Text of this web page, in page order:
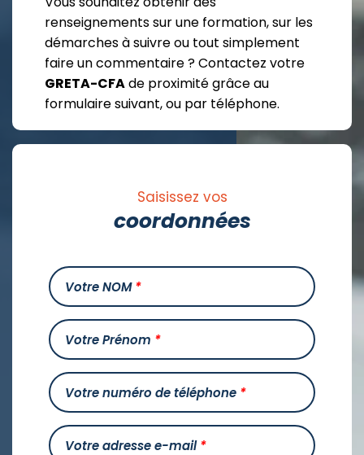
renseignements sur une formation, sur les
démarches à suivre ou tout simplement
faire un commentaire ? Contactez votre
GRETA-CFAde proximité grâce au
formulaire suivant, ou par téléphone.
Saisissez vos
coordonnées
Votre NOM*
Votre Prénom *
Votre numéro de téléphone *
Votre adresse e-mail*